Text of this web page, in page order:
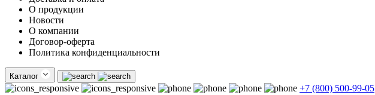
О продукции
Новости
О компании
Договор-оферта
Политика конфиденциальности
Каталог
+7 (800) 500-99-05